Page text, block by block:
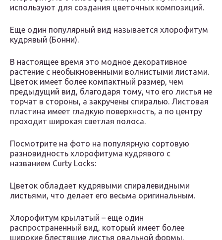
используют для создания цветочных композиций.
Еще один популярный вид называется хлорофитум
кудрявый (Бонни).
В настоящее время это модное декоративное
растение с необыкновенными волнистыми листами.
Цветок имеет более компактный размер, чем
предыдущий вид, благодаря тому, что его листья не
торчат в стороны, а закручены спиралью. Листовая
пластина имеет гладкую поверхность, а по центру
проходит широкая светлая полоса.
Посмотрите на фото на популярную сортовую
разновидность хлорофитума кудрявого с
названием Curty Locks:
Цветок обладает кудрявыми спиралевидными
листьями, что делает его весьма оригинальным.
Хлорофитум крылатый – еще один
распространенный вид, который имеет более
широкие блестящие листья овальной формы,